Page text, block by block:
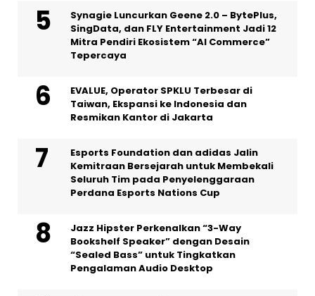
Synagie Luncurkan Geene 2.0 – BytePlus,
SingData, dan FLY Entertainment Jadi 12
Mitra Pendiri Ekosistem “AI Commerce”
Tepercaya
EVALUE, Operator SPKLU Terbesar di
Taiwan, Ekspansi ke Indonesia dan
Resmikan Kantor di Jakarta
Esports Foundation dan adidas Jalin
Kemitraan Bersejarah untuk Membekali
Seluruh Tim pada Penyelenggaraan
Perdana Esports Nations Cup
Jazz Hipster Perkenalkan “3-Way
Bookshelf Speaker” dengan Desain
“Sealed Bass” untuk Tingkatkan
Pengalaman Audio Desktop